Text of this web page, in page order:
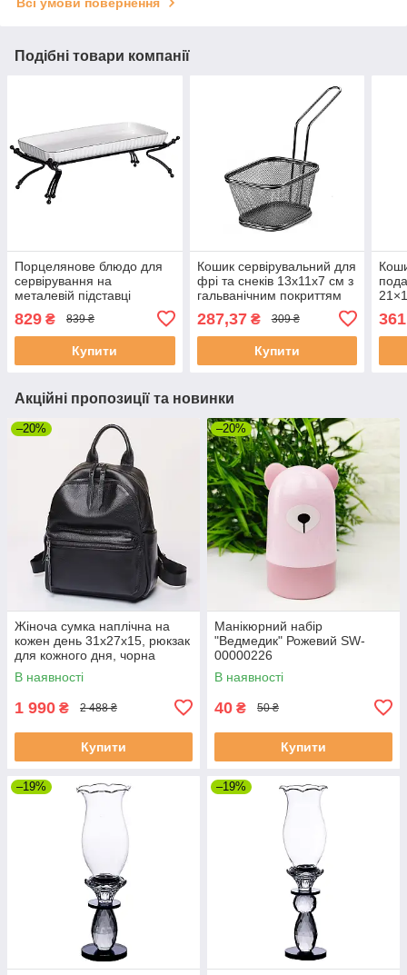
Всі умови повернення
Подібні товари компанії
Порцелянове блюдо для
сервірування на
металевій підставці
чорним LB-1565B
829 ₴ 839 ₴
Купити
Кошик сервірувальний для
фрі та снеків 13х11х7 см з
гальванічним покриттям
287,37₴ 309 ₴
Купити
Акційні пропозиції та новинки
–20%
Жіноча сумка наплічна на
кожен день 31х27х15, рюкзак
для кожного дня, чорна
В наявності
1 990 ₴ 2 488 ₴
Купити
–20%
Манікюрний набір
"Ведмедик" Рожевий SW-
00000226
В наявності
40 ₴ 50 ₴
Купити
–19% –19%